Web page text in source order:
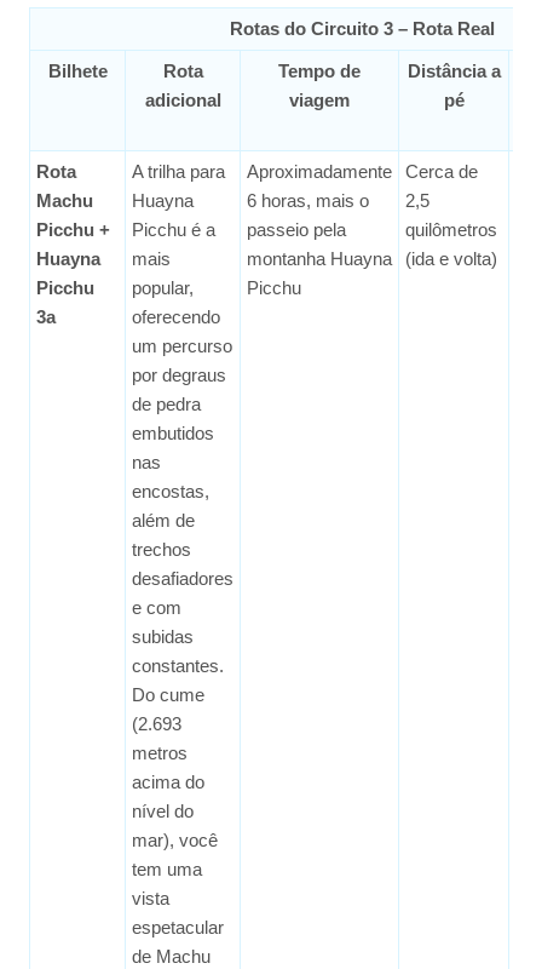
Rotas do Circuito 3 – Rota Real
Bilhete
Rota
adicional
Tempo de
viagem
Distância a
pé
Rota
Machu
Picchu +
Huayna
Picchu
3a
A trilha para
Huayna
Picchu é a
mais
popular,
oferecendo
um percurso
por degraus
de pedra
embutidos
nas
encostas,
além de
trechos
desafiadores
e com
subidas
constantes.
Do cume
(2.693
metros
acima do
nível do
mar), você
tem uma
vista
espetacular
de Machu
Aproximadamente
6 horas, mais o
passeio pela
montanha Huayna
Picchu
Cerca de
2,5
quilômetros
(ida e volta)